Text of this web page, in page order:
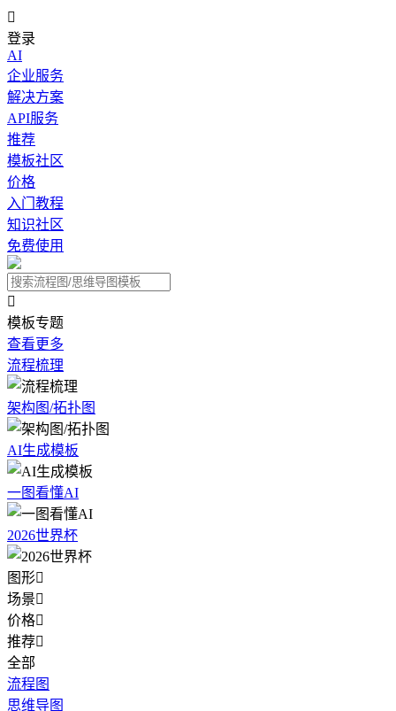

登录
AI
企业服务
解决方案
API服务
推荐
模板社区
价格
入门教程
知识社区
免费使用

模板专题
查看更多
流程梳理
架构图/拓扑图
AI生成模板
一图看懂AI
2026世界杯
图形
场景
价格
推荐
全部
流程图
思维导图